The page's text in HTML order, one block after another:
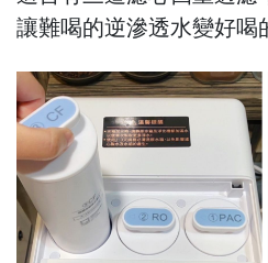
讓難喝的逆滲透水變好喝